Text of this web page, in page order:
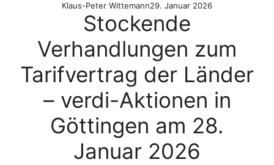
Klaus-Peter Wittemann29. Januar 2026
Stockende
Verhandlungen zum
Tarifvertrag der Länder
– verdi-Aktionen in
Göttingen am 28.
Januar 2026